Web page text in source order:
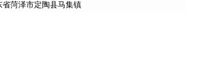
省菏泽市定陶县马集镇